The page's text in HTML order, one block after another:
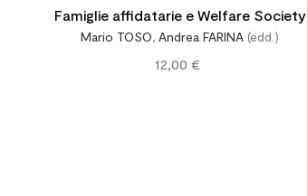
Famiglie affidatarie e Welfare Society
Mario TOSO,Andrea FARINA (edd.)
12,00 €